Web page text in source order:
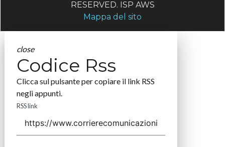
RESERVED. ISP AWS
Mappa del sito
close
Codice Rss
Clicca sul pulsante per copiare il link RSS
negli appunti.
RSS link